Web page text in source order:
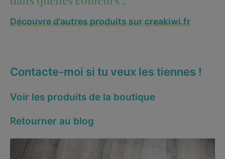
Découvre d’autres produits sur creakiwi.fr
Contacte-moi si tu veux les tiennes !
Voir les produits de la boutique
Retourner au blog